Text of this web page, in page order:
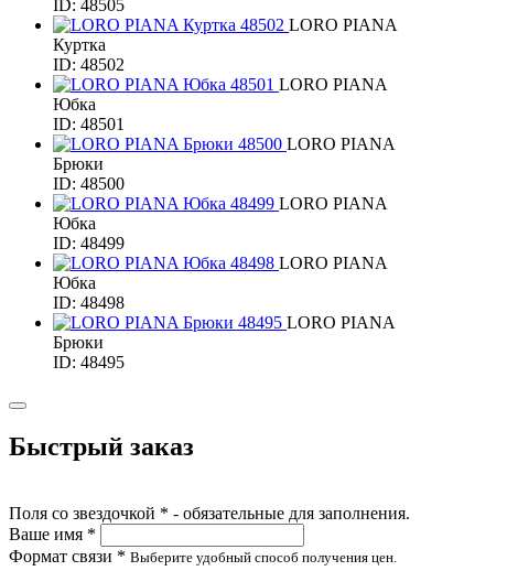
ID: 48505
LORO PIANA
Куртка
ID: 48502
LORO PIANA
Юбка
ID: 48501
LORO PIANA
Брюки
ID: 48500
LORO PIANA
Юбка
ID: 48499
LORO PIANA
Юбка
ID: 48498
LORO PIANA
Брюки
ID: 48495
Быстрый заказ
Поля со звездочкой * - обязательные для заполнения.
Ваше имя *
Формат связи * Выберите удобный способ получения цен.